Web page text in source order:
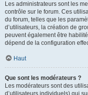
Les administrateurs sont les
contrôle sur le forum. Ces
du forum, telles que les
d’utilisateurs, la création de
peuvent également être
dépend de la configuration
Haut
Que sont les modérateurs ?
Les modérateurs sont des
d’utilisateurs individuels) qui